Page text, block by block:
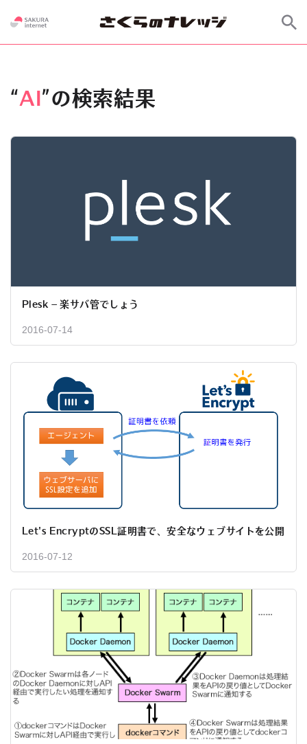
“AI ”の検索結果
Plesk – 楽サバ管でしょう
2016-07-14
Let's EncryptのSSL証明書で、安全なウェブサイトを公開
2016-07-12